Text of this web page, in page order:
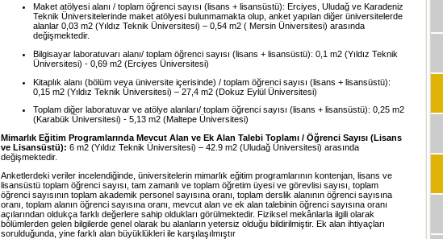
Maket atölyesi alanı / toplam öğrenci sayısı (lisans + lisansüstü): Erciyes, Uludağ ve Karadeniz
Teknik Üniversitelerinde maket atölyesi bulunmamakta olup, anket yapılan diğer üniversitelerde
alanlar 0,03 m2 (Yıldız Teknik Üniversitesi) – 0,54 m2 ( Mersin Üniversitesi) arasında
değişmektedir.
Bilgisayar laboratuvarı alanı/ toplam öğrenci sayısı (lisans + lisansüstü): 0,1 m2 (Yıldız Teknik
Üniversitesi) - 0,69 m2 (Erciyes Üniversitesi)
Kitaplık alanı (bölüm veya üniversite içerisinde) / toplam öğrenci sayısı (lisans + lisansüstü):
0,15 m2 (Yıldız Teknik Üniversitesi) – 27,4 m2 (Dokuz Eylül Üniversitesi)
Toplam diğer laboratuvar ve atölye alanları/ toplam öğrenci sayısı (lisans + lisansüstü): 0,25 m2
(Karabük Üniversitesi) - 5,13 m2 (Maltepe Üniversitesi)
Mimarlık Eğitim Programlarında Mevcut Alan ve Ek Alan Talebi Toplamı / Öğrenci Sayısı (Lisans
ve Lisansüstü): 6 m2 (Yıldız Teknik Üniversitesi) – 42.9 m2 (Uludağ Üniversitesi) arasında
değişmektedir.
Anketlerdeki veriler incelendiğinde, üniversitelerin mimarlık eğitim programlarının kontenjan, lisans ve
lisansüstü toplam öğrenci sayısı, tam zamanlı ve toplam öğretim üyesi ve görevlisi sayısı, toplam
öğrenci sayısının toplam akademik personel sayısına oranı, toplam derslik alanının öğrenci sayısına
oranı, toplam alanın öğrenci sayısına oranı, mevcut alan ve ek alan talebinin öğrenci sayısına oranı
açılarından oldukça farklı değerlere sahip oldukları görülmektedir. Fiziksel mekânlarla ilgili olarak
bölümlerden gelen bilgilerde genel olarak bu alanların yetersiz olduğu bildirilmiştir. Ek alan ihtiyaçları
sorulduğunda, yine farklı alan büyüklükleri ile karşılaşılmıştır